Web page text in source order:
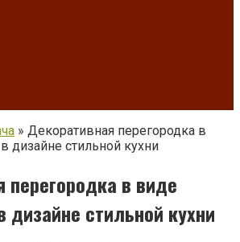
» Декоративная перегородка в
дизайне стильной кухни
перегородка в виде
стильной кухни